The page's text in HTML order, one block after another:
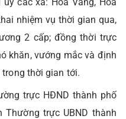
nhiệm vụ thời gian qua,
2 cấp; đồng thời trực
khăn, vướng mắc và định
thời gian tới.
trực HĐND thành phố
Thường trực UBND thành